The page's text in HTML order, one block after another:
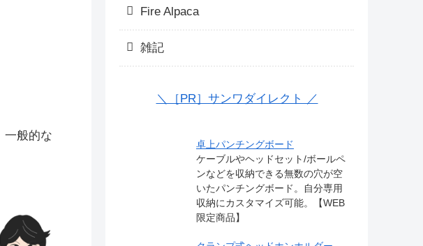
一般的な
Fire Alpaca
雑記
＼［PR］サンワダイレクト ／
卓上パンチングボード
ケーブルやヘッドセット/ボールペ
ンなどを収納できる無数の穴が空
いたパンチングボード。自分専用
収納にカスタマイズ可能。【WEB
限定商品】